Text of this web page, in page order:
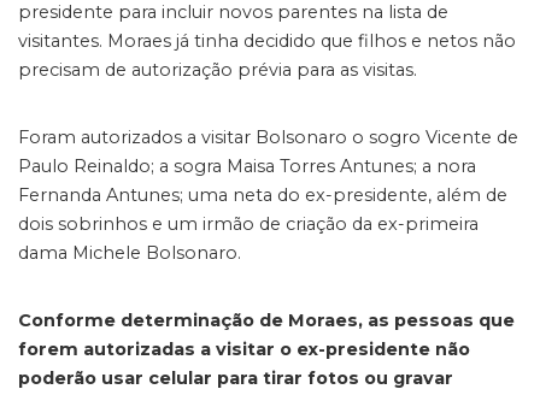
presidente para incluir novos parentes na lista de
visitantes. Moraes já tinha decidido que filhos e netos não
precisam de autorização prévia para as visitas.
Foram autorizados a visitar Bolsonaro o sogro Vicente de
Paulo Reinaldo; a sogra Maisa Torres Antunes; a nora
Fernanda Antunes; uma neta do ex-presidente, além de
dois sobrinhos e um irmão de criação da ex-primeira
dama Michele Bolsonaro.
Conforme determinação de Moraes, as pessoas que
forem autorizadas a visitar o ex-presidente não
poderão usar celular para tirar fotos ou gravar